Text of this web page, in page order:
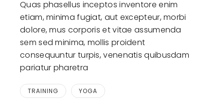
Quas phasellus inceptos inventore enim
etiam, minima fugiat, aut excepteur, morbi
dolore, mus corporis et vitae assumenda
sem sed minima, mollis proident
consequuntur turpis, venenatis quibusdam
pariatur pharetra
TRAINING YOGA